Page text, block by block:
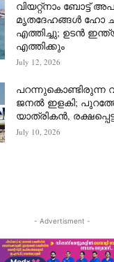
വിയറ്റ്നാം ബോട്ട്
മൃതദേഹങ്ങൾ ഹോ ചി
എത്തിച്ചു; ഉടൻ
എത്തിക്കും
July 12, 2026
പറന്നുകൊണ്ടിരുന്ന
ജനൽ ഇളകി;
യാത്രികൻ,
July 10, 2026
- Advertisment -